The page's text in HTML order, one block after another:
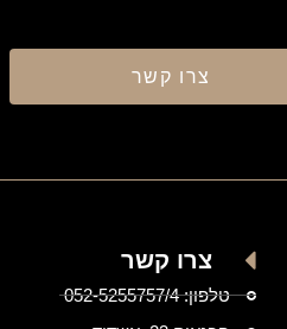
צרו קשר
צרו קשר
טלפון: 052-5255757/4